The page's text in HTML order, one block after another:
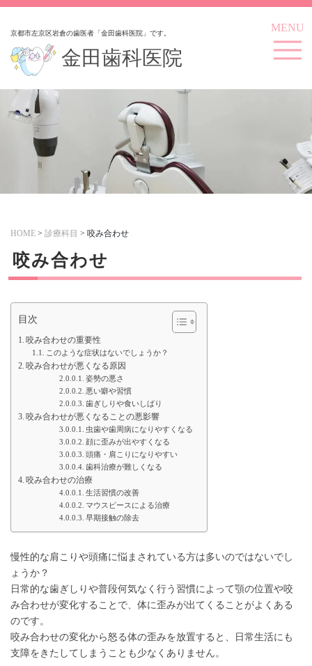
京都市左京区岩倉の歯医者「金田歯科医院」です。
金田歯科医院
MENU
HOME > 診療科目 > 咬み合わせ
咬み合わせ
目次
咬み合わせの重要性
このような症状はないでしょうか？
咬み合わせが悪くなる原因
姿勢の悪さ
悪い癖や習慣
歯ぎしりや食いしばり
咬み合わせが悪くなることの悪影響
虫歯や歯周病になりやすくなる
顔に歪みが出やすくなる
頭痛・肩こりになりやすい
歯科治療が難しくなる
咬み合わせの治療
生活習慣の改善
マウスピースによる治療
早期接触の除去
慢性的な肩こりや頭痛に悩まされている方は多いのではないでし
ょうか？
日常的な歯ぎしりや普段何気なく行う習慣によって顎の位置や咬
み合わせが変化することで、体に歪みが出てくることがよくある
のです。
咬み合わせの変化から怒る体の歪みを放置すると、日常生活にも
支障をきたしてしまうことも少なくありません。